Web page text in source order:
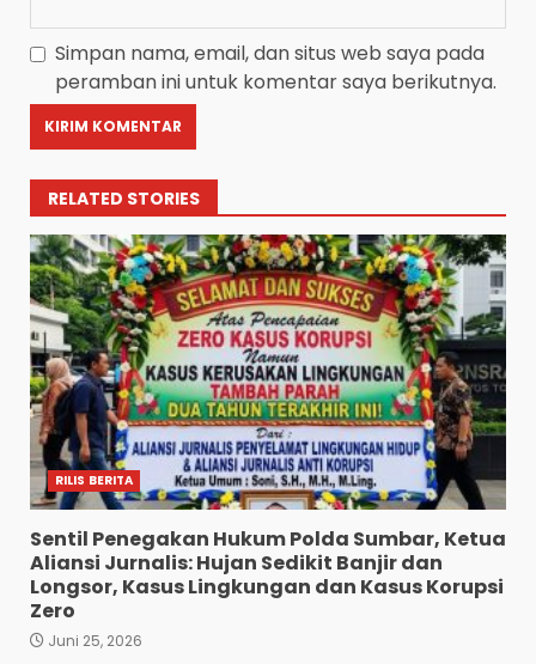
Simpan nama, email, dan situs web saya pada
peramban ini untuk komentar saya berikutnya.
RELATED STORIES
RILIS BERITA
Sentil Penegakan Hukum Polda Sumbar, Ketua
Aliansi Jurnalis: Hujan Sedikit Banjir dan
Longsor, Kasus Lingkungan dan Kasus Korupsi
Zero
Juni 25, 2026